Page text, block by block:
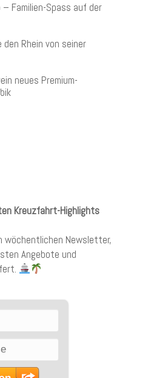
Familien-Spass auf der
den Rhein von seiner
neues Premium-
Kreuzfahrt-Highlights
wöchentlichen Newsletter,
Angebote und